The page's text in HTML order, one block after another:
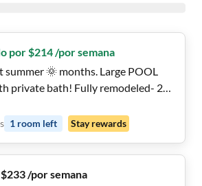
por $214 /por semana
summer 🌞 months. Large POOL
Dryers
1 room left Stay rewards
/por semana